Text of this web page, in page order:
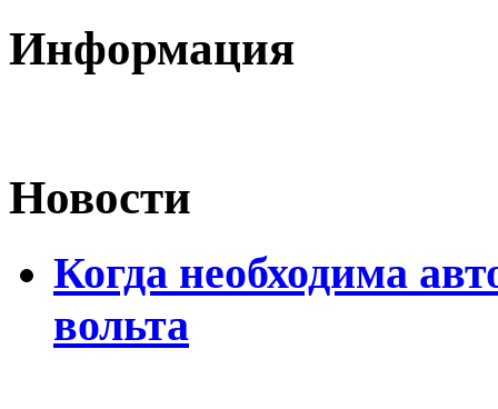
Информация
Новости
Когда необходима
вольта